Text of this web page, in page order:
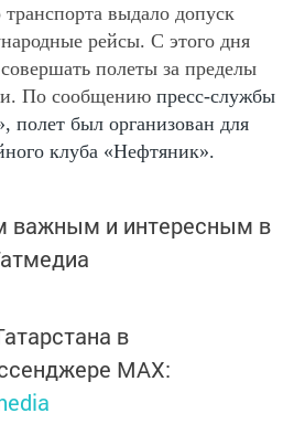
транспорта выдало допуск
рейсы. С этого дня
полеты за пределы
По сообщению пресс-службы
полет был организован для
клуба «Нефтяник».
важным и интересным в
в
MАХ: